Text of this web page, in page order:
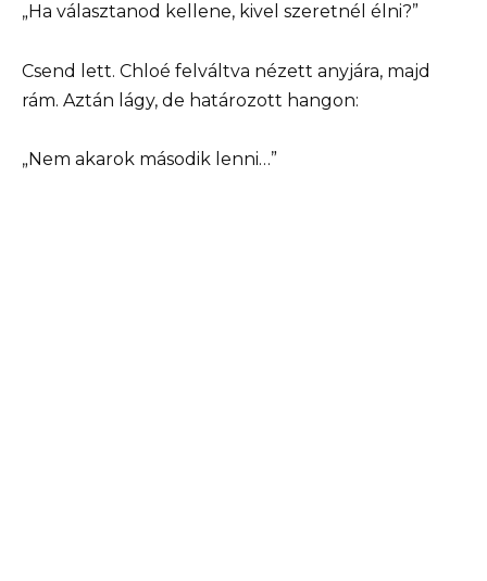
„Ha választanod kellene, kivel szeretnél élni?”
Csend lett. Chloé felváltva nézett anyjára, majd
rám. Aztán lágy, de határozott hangon:
„Nem akarok második lenni…”